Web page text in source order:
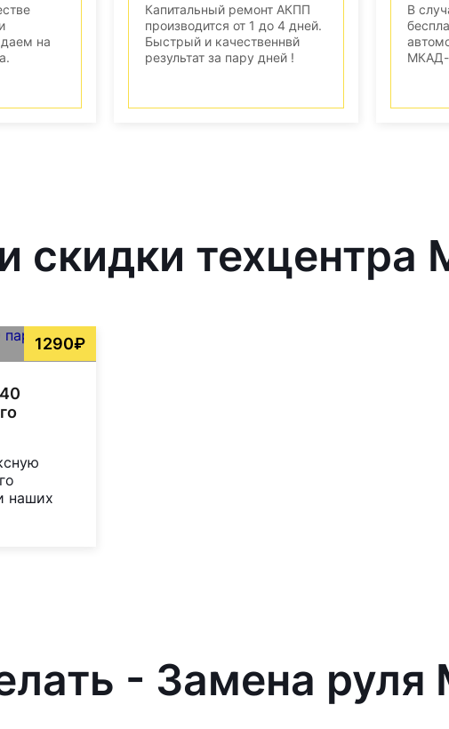
на
Капитальный ремонт АКПП
производится от 1 до 4 дней.
Быстрый и качественнвй
результат за пару дней !
В
скидки техцентра
1290₽
наших
- Замена